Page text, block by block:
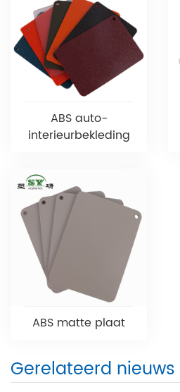
ABS auto-
interieurbekleding
ABS matte plaat
Gerelateerd nieuws